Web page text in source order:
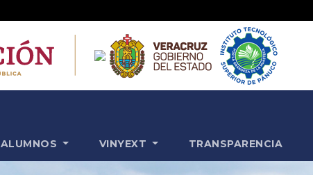
ALUMNOS VINYEXT TRANSPARENCIA